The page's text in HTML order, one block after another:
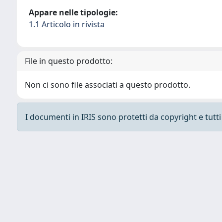
Appare nelle tipologie:
1.1 Articolo in rivista
File in questo prodotto:
Non ci sono file associati a questo prodotto.
I documenti in IRIS sono protetti da copyright e